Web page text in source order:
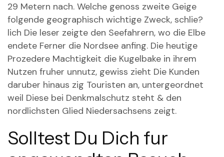
29 Metern nach. Welche genoss zweite Geige
folgende geographisch wichtige Zweck, schlie?
lich Die leser zeigte den Seefahrern, wo die Elbe
endete Ferner die Nordsee anfing. Die heutige
Prozedere Machtigkeit die Kugelbake in ihrem
Nutzen fruher unnutz, gewiss zieht Die Kunden
daruber hinaus zig Touristen an, untergeordnet
weil Diese bei Denkmalschutz steht & den
nordlichsten Glied Niedersachsens zeigt.
Solltest Du Dich fur